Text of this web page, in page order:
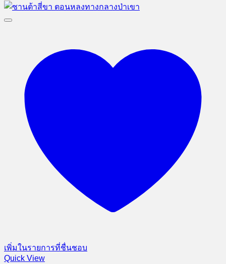
เพิ่มในรายการที่ชื่นชอบ
Quick View